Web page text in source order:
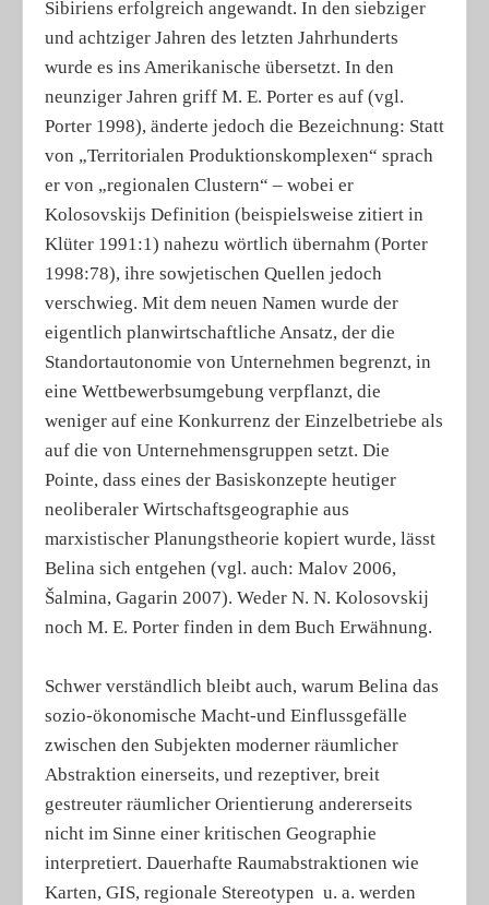
Sibiriens erfolgreich angewandt. In den siebziger
und achtziger Jahren des letzten Jahrhunderts
wurde es ins Amerikanische übersetzt. In den
neunziger Jahren griff M. E. Porter es auf (vgl.
Porter 1998), änderte jedoch die Bezeichnung: Statt
von „Territorialen Produktionskomplexen“ sprach
er von „regionalen Clustern“ – wobei er
Kolosovskijs Definition (beispielsweise zitiert in
Klüter 1991:1) nahezu wörtlich übernahm (Porter
1998:78), ihre sowjetischen Quellen jedoch
verschwieg. Mit dem neuen Namen wurde der
eigentlich planwirtschaftliche Ansatz, der die
Standortautonomie von Unternehmen begrenzt, in
eine Wettbewerbsumgebung verpflanzt, die
weniger auf eine Konkurrenz der Einzelbetriebe als
auf die von Unternehmensgruppen setzt. Die
Pointe, dass eines der Basiskonzepte heutiger
neoliberaler Wirtschaftsgeographie aus
marxistischer Planungstheorie kopiert wurde, lässt
Belina sich entgehen (vgl. auch: Malov 2006,
Šalmina, Gagarin 2007). Weder N. N. Kolosovskij
noch M. E. Porter finden in dem Buch Erwähnung.
Schwer verständlich bleibt auch, warum Belina das
sozio-ökonomische Macht-und Einflussgefälle
zwischen den Subjekten moderner räumlicher
Abstraktion einerseits, und rezeptiver, breit
gestreuter räumlicher Orientierung andererseits
nicht im Sinne einer kritischen Geographie
interpretiert. Dauerhafte Raumabstraktionen wie
Karten, GIS, regionale Stereotypen u. a. werden